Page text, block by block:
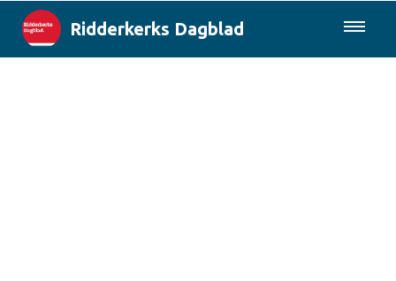
Ridderkerks Dagblad